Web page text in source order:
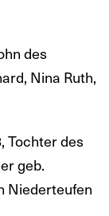
des
Nina Ruth,
Tochter des
geb.
Niederteufen